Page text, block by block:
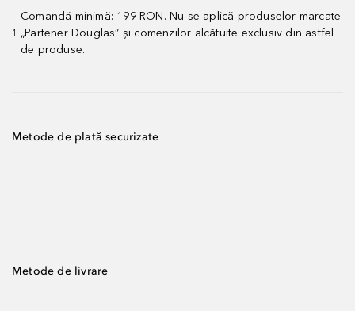
1
Comandă minimă: 199 RON. Nu se aplică produselor marcate
„Partener Douglas” și comenzilor alcătuite exclusiv din astfel
de produse.
Metode de plată securizate
Metode de livrare